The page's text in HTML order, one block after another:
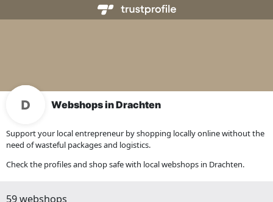
Webshops in Drachten
Support your local entrepreneur by shopping locally online without the
need of wasteful packages and logistics.
Check the profiles and shop safe with local webshops in Drachten.
59 webshops